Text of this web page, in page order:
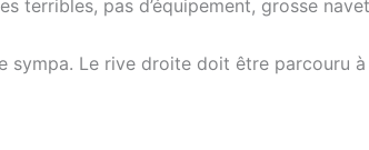
terribles, pas d’équipement, grosse
sympa. Le rive droite doit être parcouru